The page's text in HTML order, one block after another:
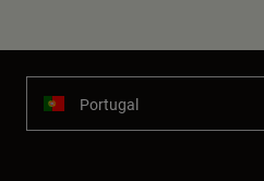
Portugal